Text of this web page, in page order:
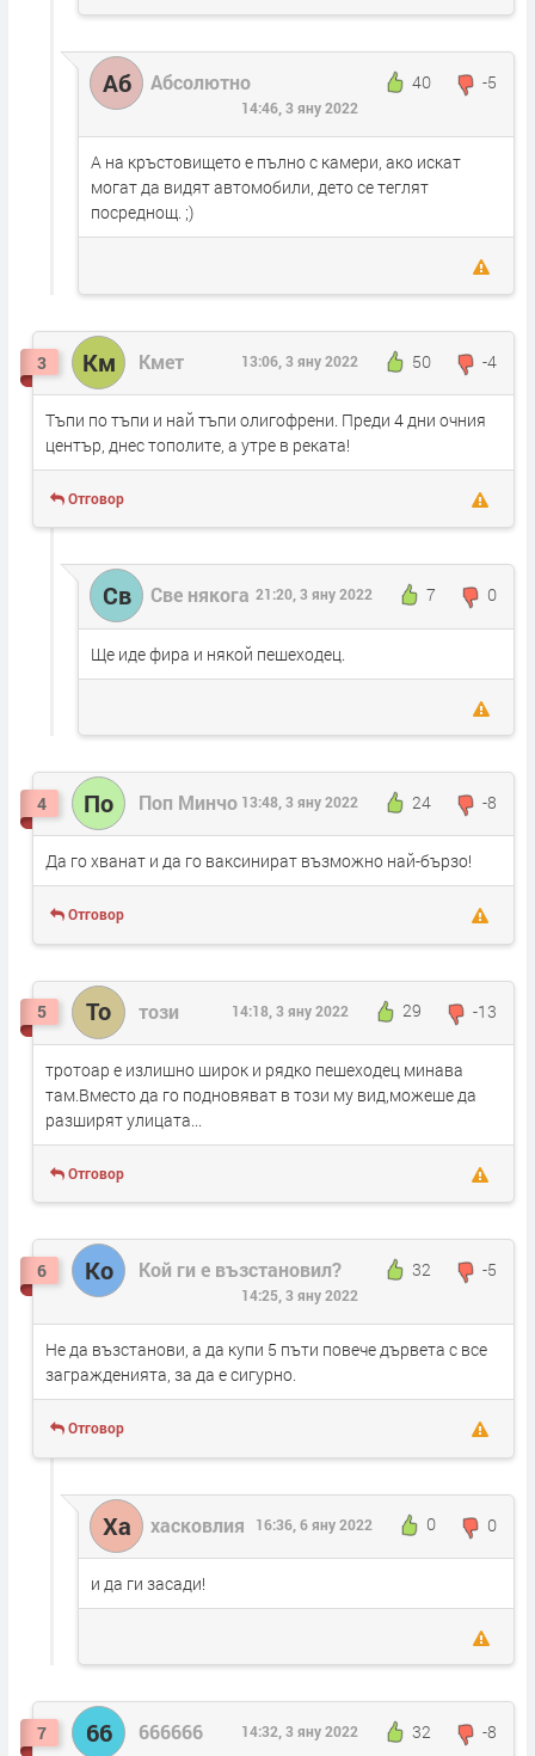
Аб Абсолютно 40 -5
14:46, 3 яну 2022
А на кръстовището е пълно с камери, ако искат
могат да видят автомобили, дето се теглят
посреднощ. ;)
3 Км Кмет 50 -4
13:06, 3 яну 2022
Тъпи по тъпи и най тъпи олигофрени. Преди 4 дни очния
център, днес тополите, а утре в реката!
Отговор
Св Све някога 7 0
21:20, 3 яну 2022
Ще иде фира и някой пешеходец.
4 По Поп Минчо 24 -8
13:48, 3 яну 2022
Да го хванат и да го ваксинират възможно най-бързо!
Отговор
5 То този 29 -13
14:18, 3 яну 2022
тротоар е излишно широк и рядко пешеходец минава
там.Вместо да го подновяват в този му вид,можеше да
разширят улицата...
Отговор
6 Ко Кой ги е възстановил? 32 -5
14:25, 3 яну 2022
Не да възстанови, а да купи 5 пъти повече дървета с все
загражденията, за да е сигурно.
Отговор
Ха хасковлия 0 0
16:36, 6 яну 2022
и да ги засади!
7 66 666666 32 -8
14:32, 3 яну 2022